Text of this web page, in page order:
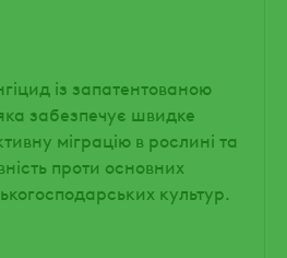
із запатентованою
забезпечує швидке
міграцію в рослині та
проти основних
культур.